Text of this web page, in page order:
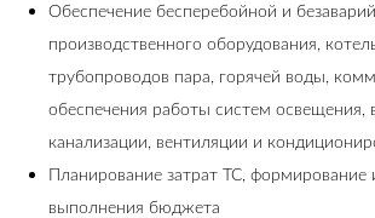
Обеспечение бесперебойной и
производственного оборудования,
трубопроводов пара, горячей воды,
обеспечения работы систем освещения,
канализации, вентиляции и
Планирование затрат ТС, формирование
выполнения бюджета